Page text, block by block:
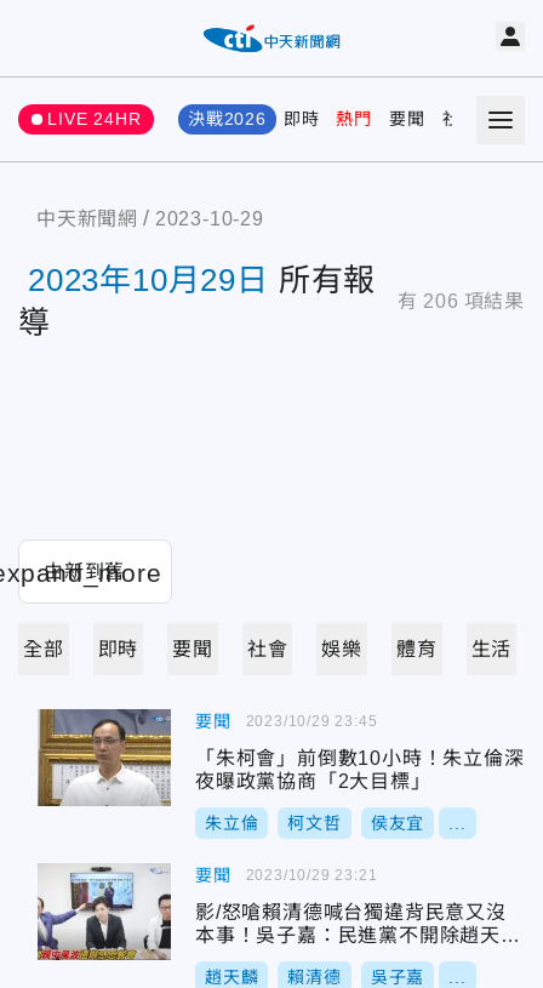
LIVE 24HR 決戰2026 即時 熱門 要聞 社會 娛樂
中天新聞網 2023-10-29
2023年10月29日 所有報
導
有 206 項結果
全部 即時 要聞 社會 娛樂 體育 生活
要聞
「朱柯會」前倒數10小時！朱立倫深
夜曝政黨協商「2大目標」
朱立倫 柯文哲 侯友宜
2023/10/29 23:45
要聞
影/怒嗆賴清德喊台獨違背民意又沒
本事！吳子嘉：民進黨不開除趙天麟
不要臉
趙天麟 賴清德 吳子嘉
2023/10/29 23:21